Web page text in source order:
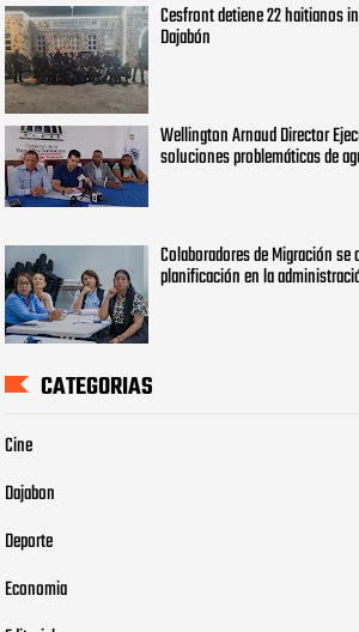
Cesfront detiene 22 haitianos
Dajabón
Wellington Arnaud Director
soluciones problemáticas de
Colaboradores de Migración
planificación en la
CATEGORIAS
Cine
Dajabon
Deporte
Economia